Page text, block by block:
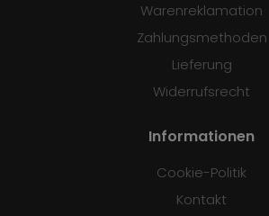
Warenreklamation
Zahlungsmethoden
Lieferung
Widerrufsrecht
Informationen
Cookie-Politik
Kontakt